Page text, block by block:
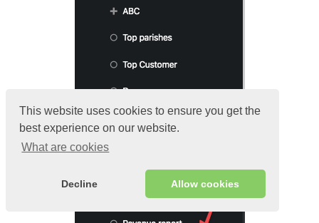
This website uses cookies to ensure you get the
best experience on our website.
What are cookies
Decline Allow cookies